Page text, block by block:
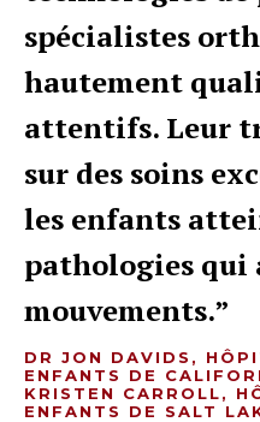
spécialistes
hautement
attentifs. Leur
sur des soins
les enfants
pathologies
mouvements.
DR JON DAVIDS,
ENFANTS DE
KRISTEN CARROLL,
ENFANTS DE SALT